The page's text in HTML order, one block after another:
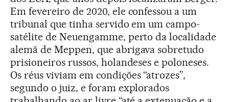
Em fevereiro de 2020, ele confessou a um
tribunal que tinha servido em um campo-
satélite de Neuengamme, perto da localidade
alemã de Meppen, que abrigava sobretudo
prisioneiros russos, holandeses e poloneses.
Os réus viviam em condições “atrozes”,
segundo o juiz, e foram explorados